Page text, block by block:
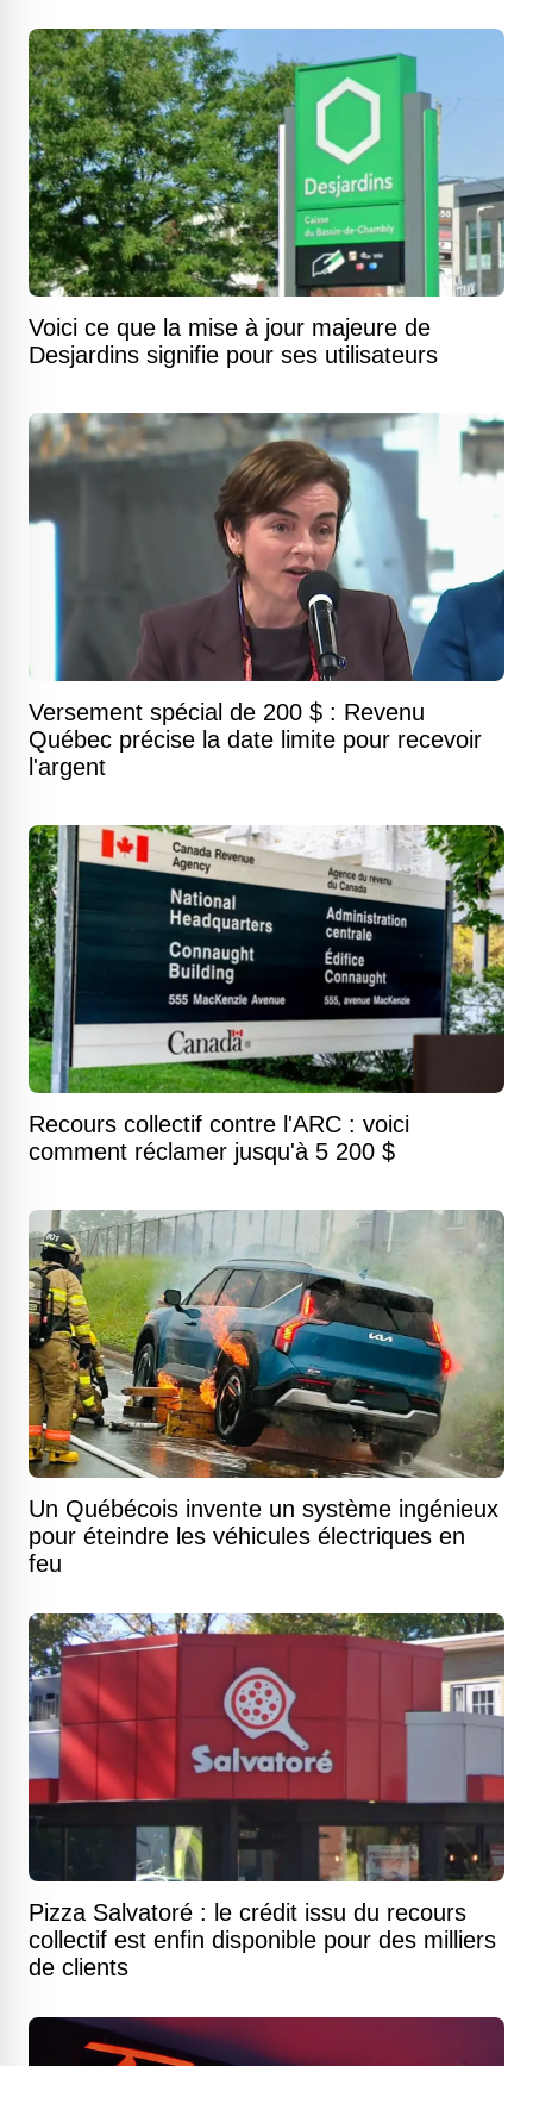
Voici ce que la mise à jour majeure de
Desjardins signifie pour ses utilisateurs
Versement spécial de 200 $ : Revenu
Québec précise la date limite pour recevoir
l'argent
Recours collectif contre l'ARC : voici
comment réclamer jusqu'à 5 200 $
Un Québécois invente un système ingénieux
pour éteindre les véhicules électriques en
feu
Pizza Salvatoré : le crédit issu du recours
collectif est enfin disponible pour des milliers
de clients